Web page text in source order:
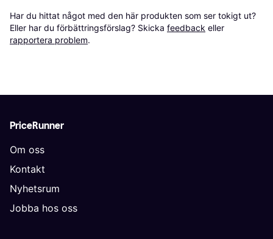
Har du hittat något med den här produkten som ser tokigt ut?
Eller har du förbättringsförslag? Skicka feedback eller
rapportera problem.
PriceRunner
Om oss
Kontakt
Nyhetsrum
Jobba hos oss